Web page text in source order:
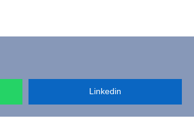
Linkedin